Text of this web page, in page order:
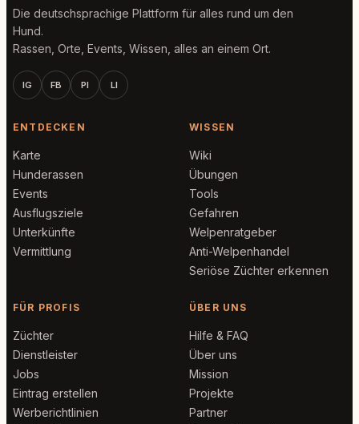
Die deutschsprachige Plattform für alles rund um den
Hund.
Rassen, Orte, Events, Wissen, alles an einem Ort.
IG FB PI LI
ENTDECKEN
Karte
Hunderassen
Events
Ausflugsziele
Unterkünfte
Vermittlung
WISSEN
Wiki
Übungen
Tools
Gefahren
Welpenratgeber
Anti-Welpenhandel
Seriöse Züchter erkennen
FÜR PROFIS
Züchter
Dienstleister
Jobs
Eintrag erstellen
Werberichtlinien
ÜBER UNS
Hilfe & FAQ
Über uns
Mission
Projekte
Partner